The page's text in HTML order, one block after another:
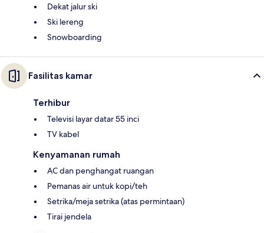
Dekat jalur ski
Ski lereng
Snowboarding
Fasilitas kamar
Terhibur
Televisi layar datar 55 inci
TV kabel
Kenyamanan rumah
AC dan penghangat ruangan
Pemanas air untuk kopi/teh
Setrika/meja setrika (atas permintaan)
Tirai jendela